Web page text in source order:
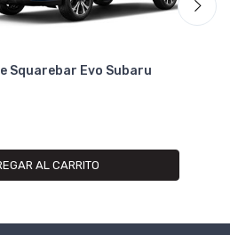
Squarebar Evo Subaru
AL CARRITO